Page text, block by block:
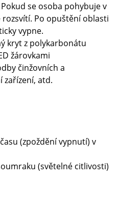
se osoba pohybuje v
Po opuštění oblasti
vypne.
kryt z polykarbonátu
žárovkami
činžovních a
zařízení, atd.
(zpoždění vypnutí) v
(světelné citlivosti)